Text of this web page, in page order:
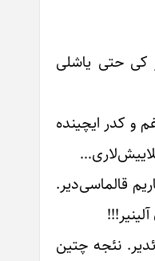
کی حتی یاشلی
و کدر ایچینده
قالماسی‌دیر.
نئجه چتین